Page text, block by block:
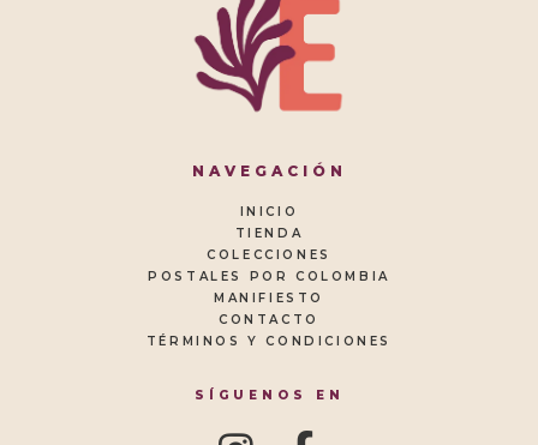
NAVEGACIÓN
INICIO
TIENDA
COLECCIONES
POSTALES POR COLOMBIA
MANIFIESTO
CONTACTO
TÉRMINOS Y CONDICIONES
SÍGUENOS EN